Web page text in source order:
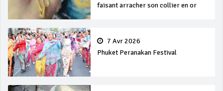
faisant arracher son collier en or
7 Avr 2026
Phuket Peranakan Festival